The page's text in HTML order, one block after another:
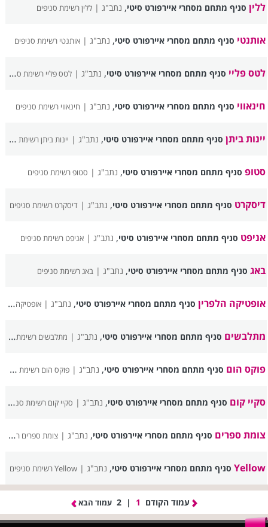
ללין סניף מתחם מסחרי איירפורט סיטי, נתב"ג |ללין רשימת סניפים
אותנטי סניף מתחם מסחרי איירפורט סיטי, נתב"ג |אותנטי רשימת סניפים
לטס פליי סניף מתחם מסחרי איירפורט סיטי, נתב"ג |לטס פליי רשימת סניפים
חינאווי סניף מתחם מסחרי איירפורט סיטי, נתב"ג | חינאווי רשימת סניפים
יינות ביתן סניף מתחם מסחרי איירפורט סיטי, נתב"ג | יינות ביתן רשימת סניפים
סטופ סניף מתחם מסחרי איירפורט סיטי, נתב"ג | סטופ רשימת סניפים
דיסקרט סניף מתחם מסחרי איירפורט סיטי, נתב"ג | דיסקרט רשימת סניפים
אניפט סניף מתחם מסחרי איירפורט סיטי, נתב"ג |אניפט רשימת סניפים
באג סניף מתחם מסחרי איירפורט סיטי, נתב"ג |באג רשימת סניפים
אופטיקה הלפרין סניף מתחם מסחרי איירפורט סיטי, נתב"ג |אופטיקה הלפרין רשימת סניפים
מתלבשים סניף מתחם מסחרי איירפורט סיטי, נתב"ג | מתלבשים רשימת סניפים
פוקס הום סניף מתחם מסחרי איירפורט סיטי, נתב"ג |פוקס הום רשימת סניפים
סקיי קום סניף מתחם מסחרי איירפורט סיטי, נתב"ג | סקיי קום רשימת סניפים
צומת ספרים סניף מתחם מסחרי איירפורט סיטי, נתב"ג |צומת ספרים רשימת סניפים
Yellow סניף מתחם מסחרי איירפורט סיטי, נתב"ג |Yellow רשימת סניפים
עמוד הקודם |
2 עמוד הבא